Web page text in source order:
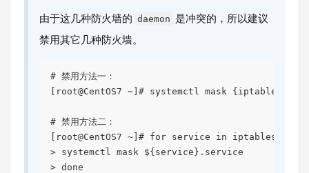
由于这几种防火墙的 daemon 是冲突的，所以建议
禁用其它几种防火墙。
# 禁用方法一：
# 禁用方法二：
> systemctl mask ${service} .service
> done